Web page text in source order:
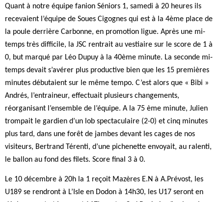
Quant à notre équipe fanion Séniors 1, samedi à 20 heures ils
recevaient l’équipe de Soues Cigognes qui est à la 4ème place de
la poule derrière Carbonne, en promotion ligue. Après une mi-
temps très difficile, la JSC rentrait au vestiaire sur le score de 1 à
0, but marqué par Léo Dupuy à la 40ème minute. La seconde mi-
temps devait s’avérer plus productive bien que les 15 premières
minutes débutaient sur le même tempo. C’est alors que « Bibi »
Andrés, l’entraineur, effectuait plusieurs changements,
réorganisant l’ensemble de l’équipe. A la 75 ème minute, Julien
trompait le gardien d’un lob spectaculaire (2-0) et cinq minutes
plus tard, dans une forêt de jambes devant les cages de nos
visiteurs, Bertrand Térenti, d’une pichenette envoyait, au ralenti,
le ballon au fond des filets. Score final 3 à 0.
Le 10 décembre à 20h la 1 reçoit Mazères E.N à A.Prévost, les
U189 se rendront à L’Isle en Dodon à 14h30, les U17 seront en